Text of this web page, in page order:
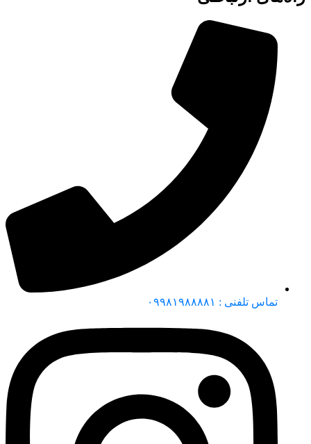
تماس تلفنی : ۰۹۹۸۱۹۸۸۸۸۱